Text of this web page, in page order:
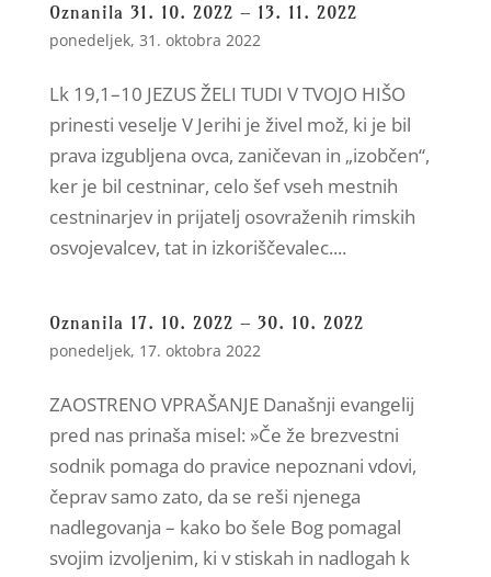
Oznanila 31. 10. 2022 – 13. 11. 2022
ponedeljek, 31. oktobra 2022
Lk 19,1–10 JEZUS ŽELI TUDI V TVOJO HIŠO
prinesti veselje V Jerihi je živel mož, ki je bil
prava izgubljena ovca, zaničevan in „izobčen“,
ker je bil cestninar, celo šef vseh mestnih
cestninarjev in prijatelj osovraženih rimskih
osvojevalcev, tat in izkoriščevalec....
Oznanila 17. 10. 2022 – 30. 10. 2022
ponedeljek, 17. oktobra 2022
ZAOSTRENO VPRAŠANJE Današnji evangelij
pred nas prinaša misel: »Če že brezvestni
sodnik pomaga do pravice nepoznani vdovi,
čeprav samo zato, da se reši njenega
nadlegovanja – kako bo šele Bog pomagal
svojim izvoljenim, ki v stiskah in nadlogah k